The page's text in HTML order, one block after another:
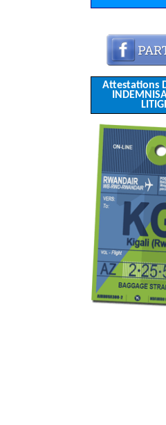
Attestations